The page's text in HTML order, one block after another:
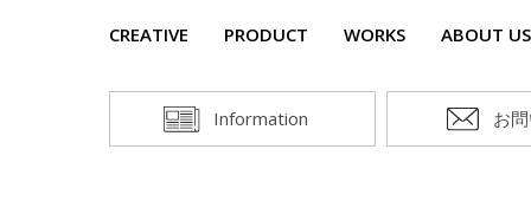
CREATIVE PRODUCT WORKS ABOUT US
Information お